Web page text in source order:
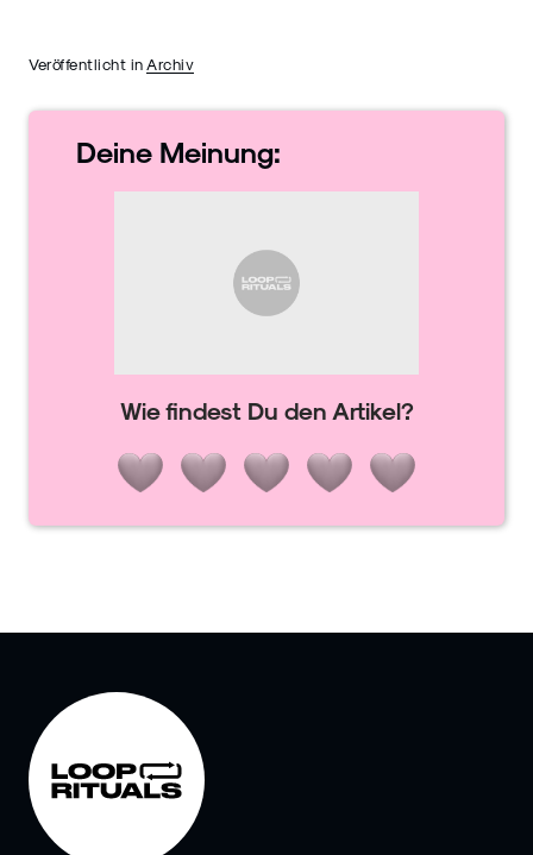
Veröffentlicht in Archiv
Deine Meinung:
Wie findest Du den Artikel?